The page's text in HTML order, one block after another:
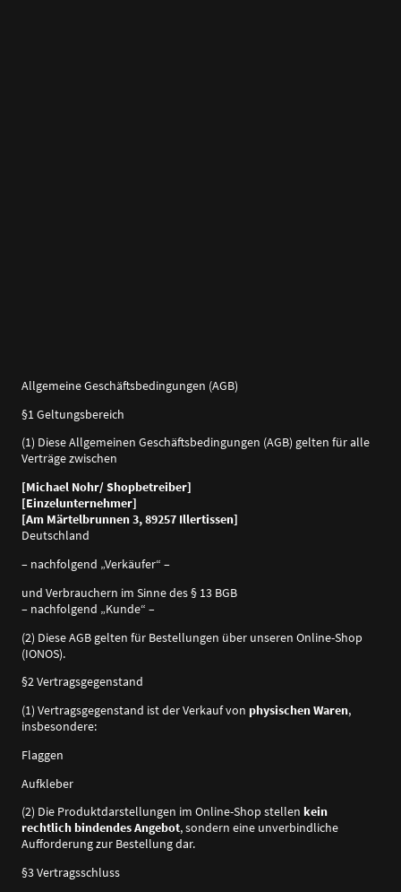
Allgemeine Geschäftsbedingungen (AGB)
§1 Geltungsbereich
(1) Diese Allgemeinen Geschäftsbedingungen (AGB) gelten für alle
Verträge zwischen
[Michael Nohr/ Shopbetreiber]
[Einzelunternehmer]
[Am Märtelbrunnen 3, 89257 Illertissen]
Deutschland
– nachfolgend „Verkäufer“ –
und Verbrauchern im Sinne des § 13 BGB
– nachfolgend „Kunde“ –
(2) Diese AGB gelten für Bestellungen über unseren Online-Shop
(IONOS).
§2 Vertragsgegenstand
(1) Vertragsgegenstand ist der Verkauf von physischen Waren,
insbesondere:
Flaggen
Aufkleber
(2) Die Produktdarstellungen im Online-Shop stellen kein
rechtlich bindendes Angebot, sondern eine unverbindliche
Aufforderung zur Bestellung dar.
§3 Vertragsschluss